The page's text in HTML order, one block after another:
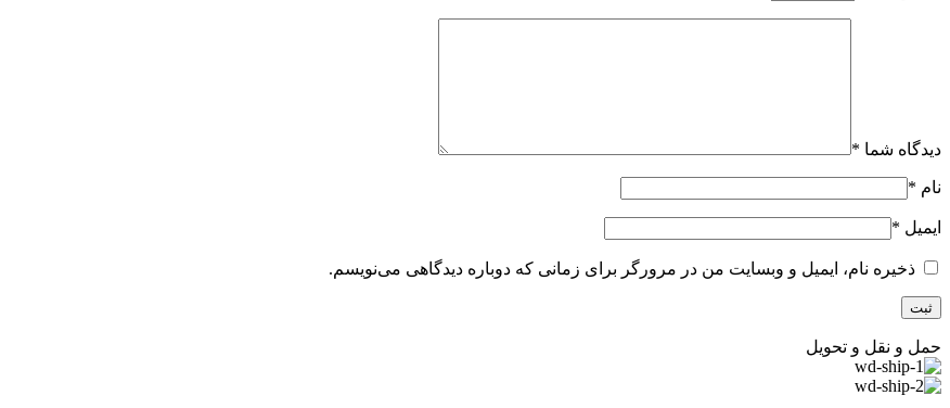
دیدگاه شما *
نام *
ایمیل *
ذخیره نام، ایمیل و وبسایت من در مرورگر برای زمانی که دوباره دیدگاهی می‌نویسم.
حمل و نقل و تحویل